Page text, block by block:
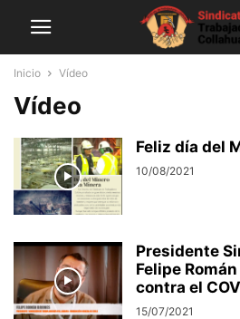
Inicio Vídeo
Vídeo
Feliz día del
10/08/2021
Presidente
Felipe
contra el
15/07/2021